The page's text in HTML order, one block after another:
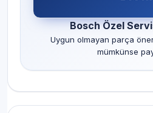
Bosch Özel
Uygun olmayan parça
mümkünse